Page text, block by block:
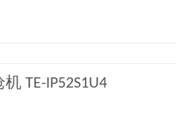
TE-IP52S1U4